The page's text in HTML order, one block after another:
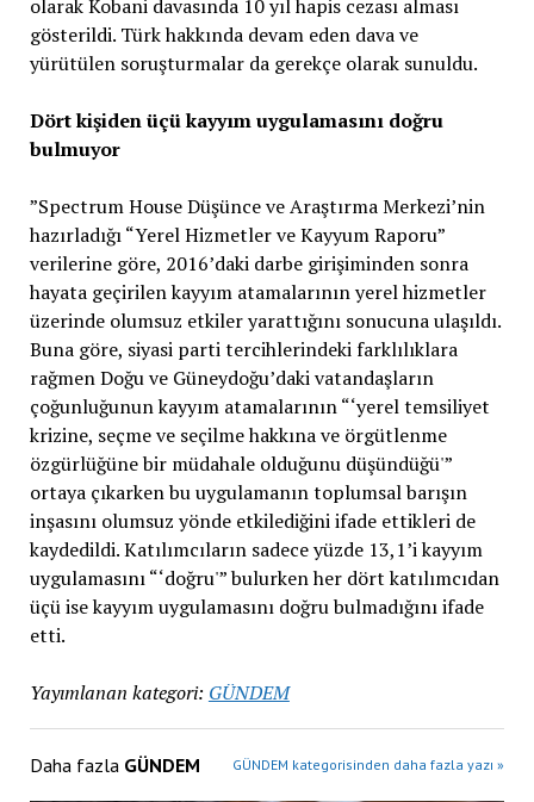
olarak Kobani davasında 10 yıl hapis cezası alması
gösterildi. Türk hakkında devam eden dava ve
yürütülen soruşturmalar da gerekçe olarak sunuldu.
Dört kişiden üçü kayyım uygulamasını doğru
bulmuyor
”Spectrum House Düşünce ve Araştırma Merkezi’nin
hazırladığı “Yerel Hizmetler ve Kayyum Raporu”
verilerine göre, 2016’daki darbe girişiminden sonra
hayata geçirilen kayyım atamalarının yerel hizmetler
üzerinde olumsuz etkiler yarattığını sonucuna ulaşıldı.
Buna göre, siyasi parti tercihlerindeki farklılıklara
rağmen Doğu ve Güneydoğu’daki vatandaşların
çoğunluğunun kayyım atamalarının “‘yerel temsiliyet
krizine, seçme ve seçilme hakkına ve örgütlenme
özgürlüğüne bir müdahale olduğunu düşündüğü'”
ortaya çıkarken bu uygulamanın toplumsal barışın
inşasını olumsuz yönde etkilediğini ifade ettikleri de
kaydedildi. Katılımcıların sadece yüzde 13,1’i kayyım
uygulamasını “‘doğru'” bulurken her dört katılımcıdan
üçü ise kayyım uygulamasını doğru bulmadığını ifade
etti.
Yayımlanan kategori: GÜNDEM
Daha fazla GÜNDEM GÜNDEM kategorisinden daha fazla yazı »